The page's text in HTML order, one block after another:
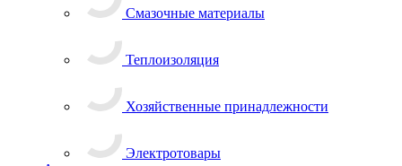
Смазочные материалы
Теплоизоляция
Хозяйственные принадлежности
Электротовары